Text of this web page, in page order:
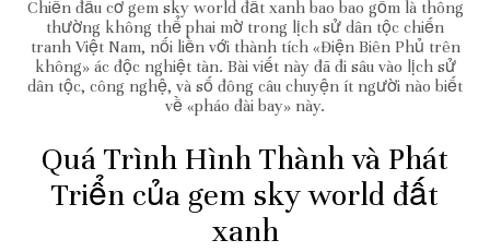
Chiến đấu cơ gem sky world đất xanh bao bao gồm là thông
thường không thể phai mờ trong lịch sử dân tộc chiến
tranh Việt Nam, nối liền với thành tích «Điện Biên Phủ trên
không» ác độc nghiệt tàn. Bài viết này đã đi sâu vào lịch sử
dân tộc, công nghệ, và số đông câu chuyện ít người nào biết
về «pháo đài bay» này.
Quá Trình Hình Thành và Phát
Triển của gem sky world đất
xanh